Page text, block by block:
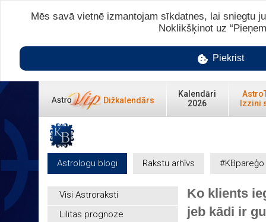
Dižkalendārs
Kalendāri
2026
Izzini
Astrologu blogi Rakstu arhīvs #KBpareģo
Visi Astroraksti
Lilitas prognoze
Ko klients
jeb kādi ir
Mēs savā vietnē izmantojam sīkdatnes, lai sniegtu
Noklikšķinot uz
Piekrist